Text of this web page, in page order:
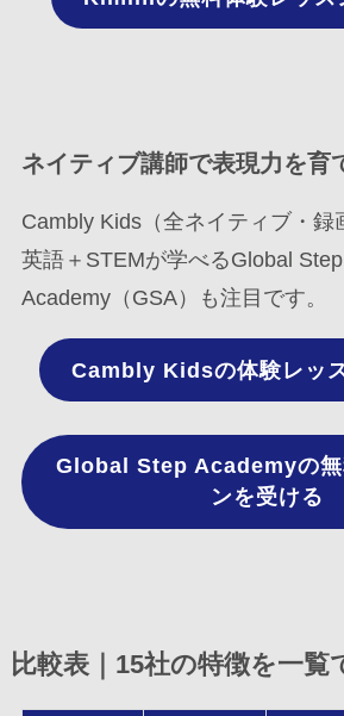
ネイティブ講師で表現力を育
Cambly Kids（全ネイティブ・録
英語＋STEMが学べるGlobal Step
Academy（GSA）も注目です。
Cambly Kidsの体験レッ
Global Step Academyの無
ンを受ける
比較表｜15社の特徴を一覧